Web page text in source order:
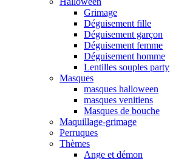
Grimage
Déguisement fille
Déguisement garçon
Déguisement femme
Déguisement homme
Lentilles souples party
Masques
masques halloween
masques venitiens
Masques de bouche
Maquillage-grimage
Perruques
Thèmes
Ange et démon